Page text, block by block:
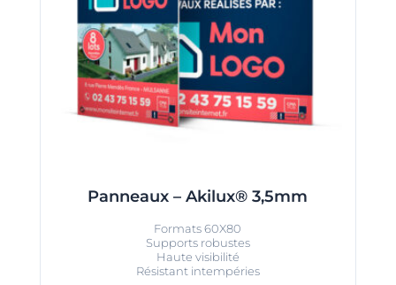
Panneaux – Akilux® 3,5mm
Formats 60X80
Supports robustes
Haute visibilité
Résistant intempéries